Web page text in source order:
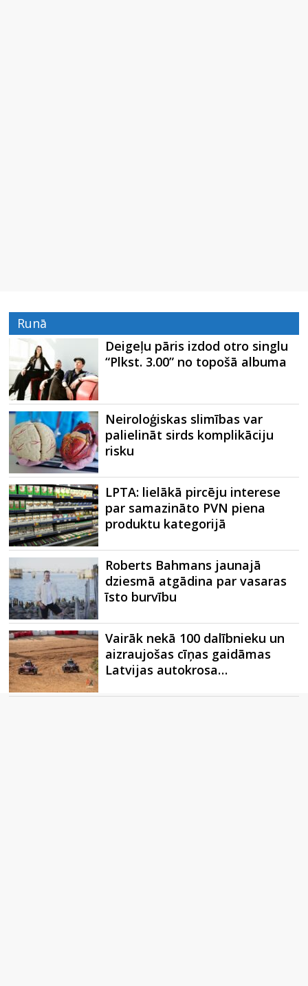
Runā
Deigeļu pāris izdod otro singlu
“Plkst. 3.00” no topošā albuma
Neiroloģiskas slimības var
palielināt sirds komplikāciju
risku
LPTA: lielākā pircēju interese
par samazināto PVN piena
produktu kategorijā
Roberts Bahmans jaunajā
dziesmā atgādina par vasaras
īsto burvību
Vairāk nekā 100 dalībnieku un
aizraujošas cīņas gaidāmas
Latvijas autokrosa…